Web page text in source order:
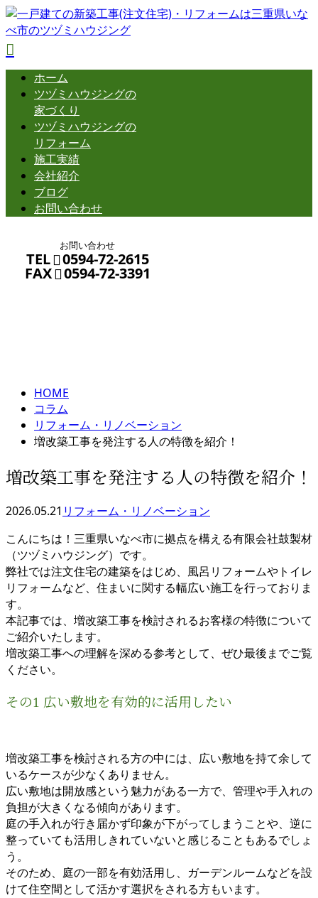
ホーム
ツヅミハウジングの
家づくり
ツヅミハウジングの
リフォーム
施工実績
会社紹介
ブログ
お問い合わせ
お問い合わせ
TEL 0594-72-2615
FAX 0594-72-3391
HOME
コラム
リフォーム・リノベーション
増改築工事を発注する人の特徴を紹介！
増改築工事を発注する人の特徴を紹介！
2026.05.21 リフォーム・リノベーション
こんにちは！三重県いなべ市に拠点を構える有限会社鼓製材
（ツヅミハウジング）です。
弊社では注文住宅の建築をはじめ、風呂リフォームやトイレ
リフォームなど、住まいに関する幅広い施工を行っておりま
す。
本記事では、増改築工事を検討されるお客様の特徴について
ご紹介いたします。
増改築工事への理解を深める参考として、ぜひ最後までご覧
ください。
その1 広い敷地を有効的に活用したい
増改築工事を検討される方の中には、広い敷地を持て余して
いるケースが少なくありません。
広い敷地は開放感という魅力がある一方で、管理や手入れの
負担が大きくなる傾向があります。
庭の手入れが行き届かず印象が下がってしまうことや、逆に
整っていても活用しきれていないと感じることもあるでしょ
う。
そのため、庭の一部を有効活用し、ガーデンルームなどを設
けて住空間として活かす選択をされる方もいます。